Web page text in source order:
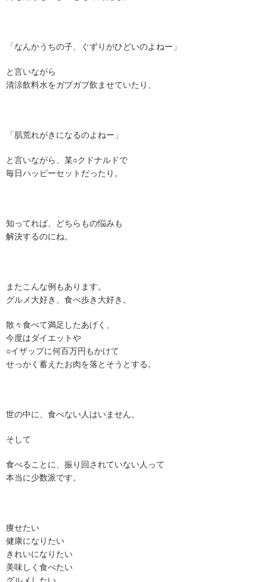
「なんかうちの子、ぐずりがひどいのよねー」
と言いながら
清涼飲料水をガブガブ飲ませていたり、
「肌荒れがきになるのよねー」
と言いながら、某○クドナルドで
毎日ハッピーセットだったり。
知ってれば、どちらもの悩みも
解決するのにね。
またこんな例もあります。
グルメ大好き、食べ歩き大好き。
散々食べて満足したあげく、
今度はダイエットや
○イザップに何百万円もかけて
せっかく蓄えたお肉を落とそうとする。
世の中に、食べない人はいません。
そして
食べることに、振り回されていない人って
本当に少数派です。
痩せたい
健康になりたい
きれいになりたい
美味しく食べたい